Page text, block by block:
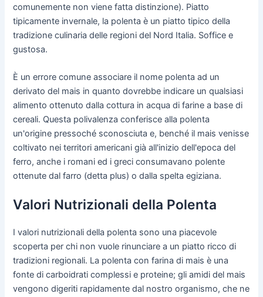
comunemente non viene fatta distinzione). Piatto
tipicamente invernale, la polenta è un piatto tipico della
tradizione culinaria delle regioni del Nord Italia. Soffice e
gustosa.
È un errore comune associare il nome polenta ad un
derivato del mais in quanto dovrebbe indicare un qualsiasi
alimento ottenuto dalla cottura in acqua di farine a base di
cereali. Questa polivalenza conferisce alla polenta
un'origine pressoché sconosciuta e, benché il mais venisse
coltivato nei territori americani già all'inizio dell'epoca del
ferro, anche i romani ed i greci consumavano polente
ottenute dal farro (detta plus) o dalla spelta egiziana.
Valori Nutrizionali della Polenta
I valori nutrizionali della polenta sono una piacevole
scoperta per chi non vuole rinunciare a un piatto ricco di
tradizioni regionali. La polenta con farina di mais è una
fonte di carboidrati complessi e proteine; gli amidi del mais
vengono digeriti rapidamente dal nostro organismo, che ne